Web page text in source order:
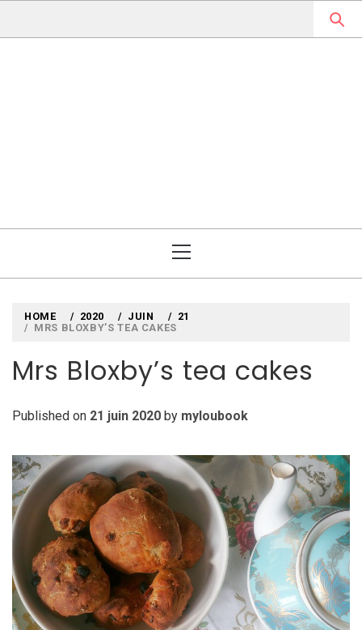
Menu
HOME 2020 JUIN
21
MRS BLOXBY’S TEA CAKES
Mrs Bloxby’s tea cakes
Published on 21 juin 2020 by myloubook